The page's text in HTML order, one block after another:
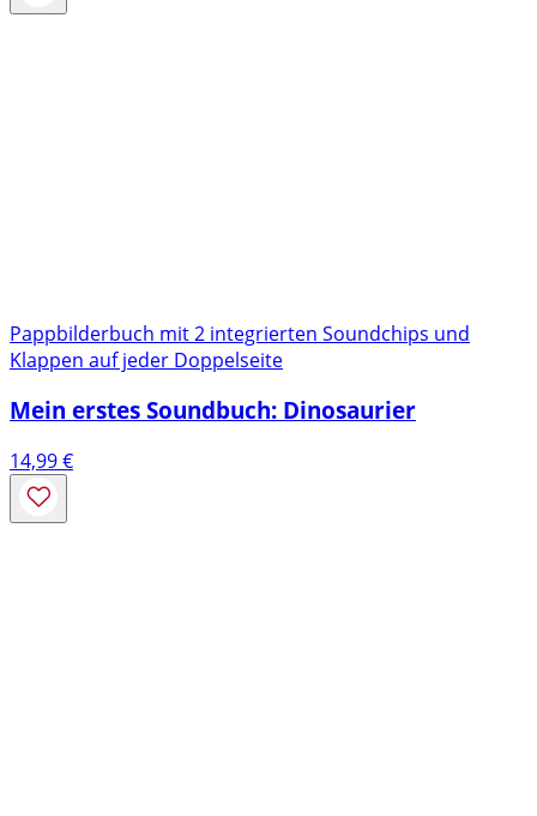
Pappbilderbuch mit 2 integrierten Soundchips und
Klappen auf jeder Doppelseite
Mein erstes Soundbuch: Dinosaurier
14,99€